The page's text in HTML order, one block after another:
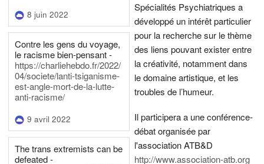
8 juin 2022
Contre les gens du voyage,
le racisme bien-pensant -
https://charliehebdo.fr/2022/
04/societe/lanti-tsiganisme-
est-angle-mort-de-la-lutte-
anti-racisme/
9 avril 2022
The trans extremists can be
defeated -
Spécialités Psychiatriques a
développé un intérêt particulier
pour la recherche sur le thème
des liens pouvant exister entre
la créativité, notamment dans
le domaine artistique, et les
troubles de l’humeur.
Il participera a une conférence-
débat organisée par
l'association ATB&D
http://www.association-atb.org